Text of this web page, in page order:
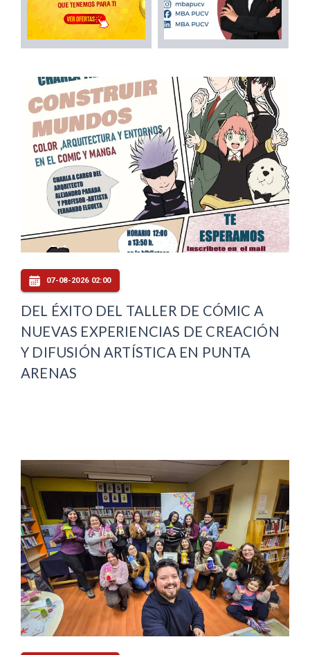
07-08-2026 02:00
DEL ÉXITO DEL TALLER DE CÓMIC A
NUEVAS EXPERIENCIAS DE CREACIÓN
Y DIFUSIÓN ARTÍSTICA EN PUNTA
ARENAS